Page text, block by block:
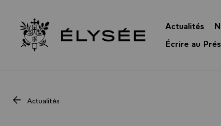
Retour à l’accueil Élysée
Actualités
Écrire au
Actualités